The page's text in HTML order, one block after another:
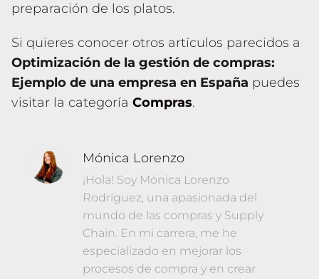
preparación de los platos.
Si quieres conocer otros artículos parecidos a
Optimización de la gestión de compras:
Ejemplo de una empresa en España puedes
visitar la categoría Compras.
Mónica Lorenzo
¡Hola! Soy Mónica Lorenzo
Rodríguez, una apasionada del
mundo de las compras y Supply
Chain. En mi carrera, me he
especializado en mejorar los
procesos de compra y en crear